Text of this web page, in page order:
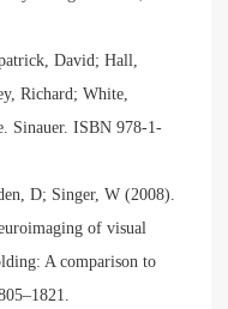
David; Hall,
Richard; White,
Sinauer. ISBN 978-1-
D; Singer, W (2008).
of visual
A comparison to